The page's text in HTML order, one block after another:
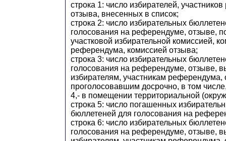
строка 1: число избирателей,
отзыва, внесенных в список;
строка 2: число избирательных
голосования на референдуме, отзыве,
участковой избирательной комиссией,
референдума, комиссией отзыва;
строка 3: число избирательных
голосования на референдуме, отзыве,
избирателям, участникам референдума,
проголосовавшим досрочно, в том
4,- в помещении территориальной
строка 5: число погашенных
бюллетеней для голосования на
строка 6: число избирательных
голосования на референдуме, отзыве,